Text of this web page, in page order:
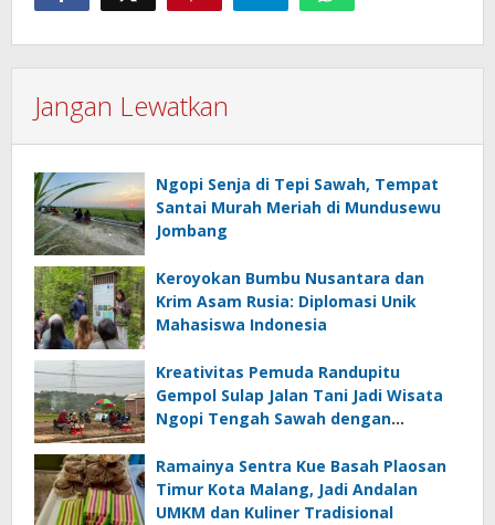
Jangan Lewatkan
Ngopi Senja di Tepi Sawah, Tempat
Santai Murah Meriah di Mundusewu
Jombang
Keroyokan Bumbu Nusantara dan
Krim Asam Rusia: Diplomasi Unik
Mahasiswa Indonesia
Kreativitas Pemuda Randupitu
Gempol Sulap Jalan Tani Jadi Wisata
Ngopi Tengah Sawah dengan
Ramainya Sentra Kue Basah Plaosan
Timur Kota Malang, Jadi Andalan
UMKM dan Kuliner Tradisional